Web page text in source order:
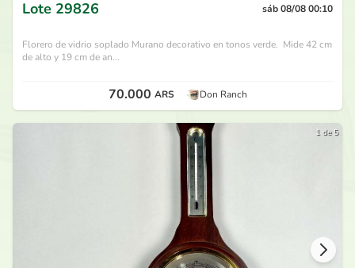
Lote 29826 sáb 08/08 00:10
Florero de vidrio soplado Murano decorativo en tonos verde. Mide 42 cm
de alto y 19 cm de an...
70.000 ARS Don Ranch
1 de 5